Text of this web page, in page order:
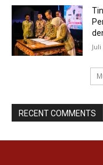
RECENT COMMENTS